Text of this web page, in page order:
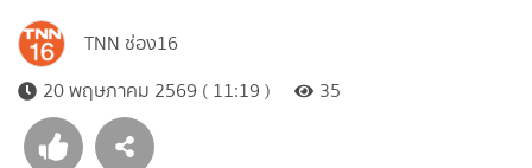
TNN ช่อง16
20 พฤษภาคม 2569 ( 11:19 )
35